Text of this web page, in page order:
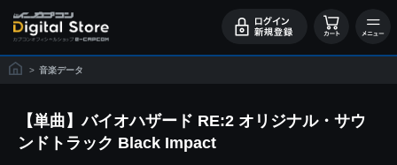
> 音楽データ
【単曲】バイオハザード RE:2 オリジナル・サウ
ンドトラック Black Impact